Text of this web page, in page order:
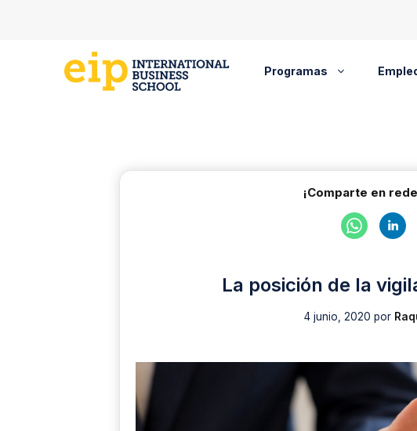
Programas
¡Comparte en
La posición de la
4 junio, 2020 por